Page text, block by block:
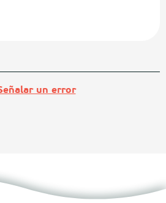
un error